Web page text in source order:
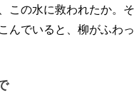
水に救われたか。そ
んでいると、柳がふわ